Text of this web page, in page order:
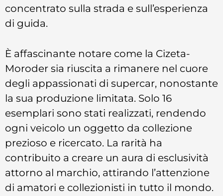
concentrato sulla strada e sull’esperienza
di guida.
È affascinante notare come la Cizeta-
Moroder sia riuscita a rimanere nel cuore
degli appassionati di supercar, nonostante
la sua produzione limitata. Solo 16
esemplari sono stati realizzati, rendendo
ogni veicolo un oggetto da collezione
prezioso e ricercato. La rarità ha
contribuito a creare un aura di esclusività
attorno al marchio, attirando l’attenzione
di amatori e collezionisti in tutto il mondo.